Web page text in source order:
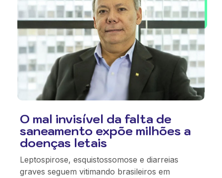
O mal invisível da falta de
saneamento expõe milhões a
doenças letais
Leptospirose, esquistossomose e diarreias
graves seguem vitimando brasileiros em